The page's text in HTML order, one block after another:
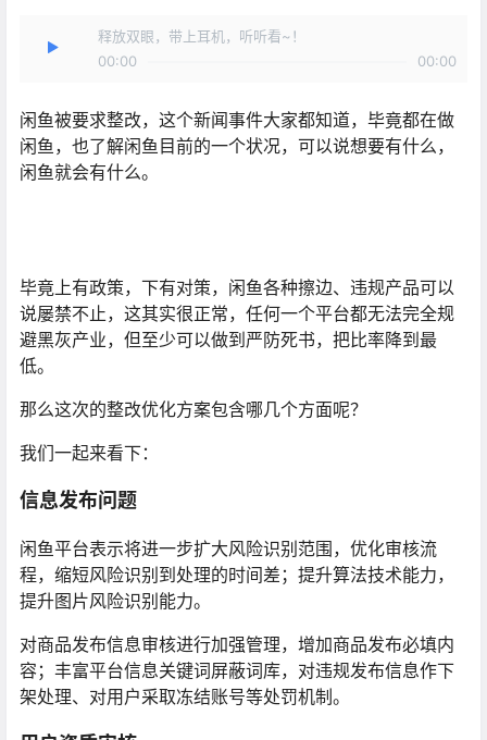
释放双眼，带上耳机，听听看~！
00:00
00:00
闲鱼被要求整改，这个新闻事件大家都知道，毕竟都在做
闲鱼，也了解闲鱼目前的一个状况，可以说想要有什么，
闲鱼就会有什么。
毕竟上有政策，下有对策，闲鱼各种擦边、违规产品可以
说屡禁不止，这其实很正常，任何一个平台都无法完全规
避黑灰产业，但至少可以做到严防死书，把比率降到最
低。
那么这次的整改优化方案包含哪几个方面呢？
我们一起来看下：
信息发布问题
闲鱼平台表示将进一步扩大风险识别范围，优化审核流
程，缩短风险识别到处理的时间差；提升算法技术能力，
提升图片风险识别能力。
对商品发布信息审核进行加强管理，增加商品发布必填内
容；丰富平台信息关键词屏蔽词库，对违规发布信息作下
架处理、对用户采取冻结账号等处罚机制。